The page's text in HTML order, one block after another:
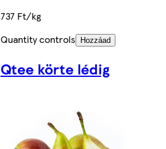
737 Ft/kg
Quantity controls
Hozzáad
Qtee körte lédig